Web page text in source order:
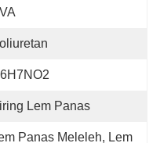
Lem Panas
Panas Meleleh, Lem